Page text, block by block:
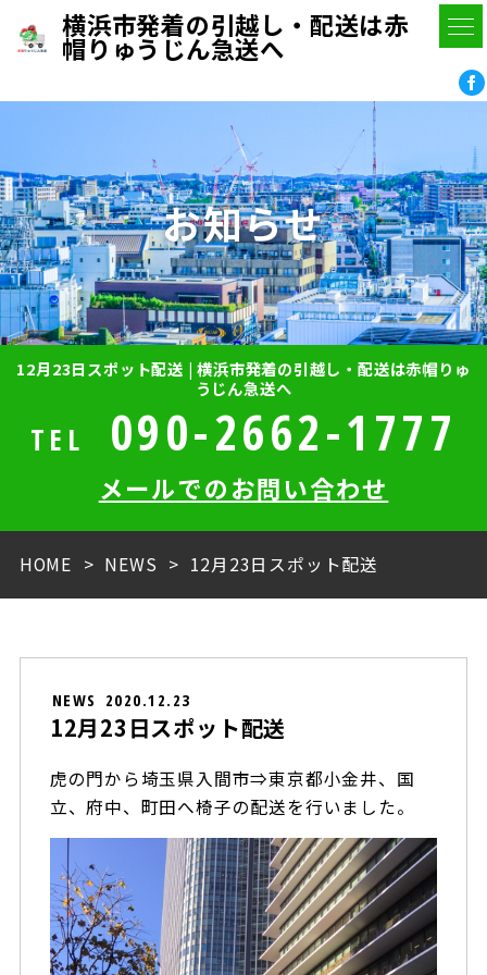
横浜市発着の引越し・配送は赤
帽りゅうじん急送へ
お知らせ
12月23日スポット配送 | 横浜市発着の引越し・配送は赤帽りゅ
うじん急送へ
TEL 090-2662-1777
メールでのお問い合わせ
HOME NEWS 12月23日スポット配送
NEWS 2020.12.23
12月23日スポット配送
虎の門から埼玉県入間市⇒東京都小金井、国
立、府中、町田へ椅子の配送を行いました。